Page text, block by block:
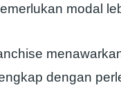
modal
dengan